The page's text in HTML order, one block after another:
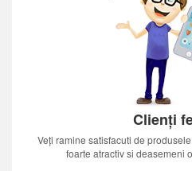
Clienți
Veți ramine satisfacuti de
foarte atractiv si deasemeni